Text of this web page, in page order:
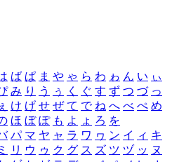
ば ぱ ま や ゃ ら わ ゎ ん い ぃ
み り う ぅ く ぐ す ず つ づ っ
ぇ け げ せ ぜ て で ね へ べ ぺ め
ほ ぼ ぽ も よ ょ ろ を
パ マ ヤ ャ ラ ワ ヮ ン イ ィ キ
ミ リ ウ ゥ ク グ ス ズ ツ ヅ ッ ヌ